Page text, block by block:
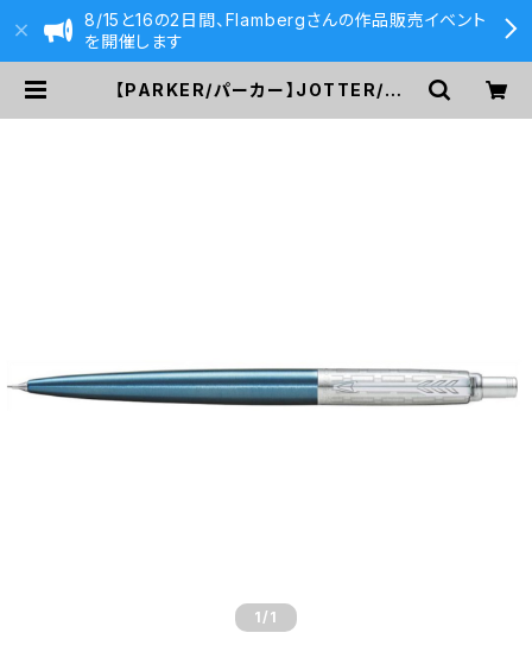
8/15と16の2日間、Flambergさんの作品販売イベント
を開催します
【PARKER/パーカー】JOTTER/ジョ
1 /1